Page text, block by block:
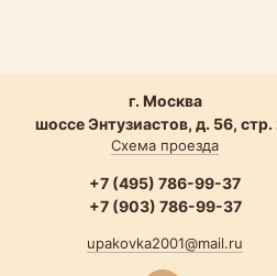
г. Москва
шоссе Энтузиастов, д. 56, стр.
Схема проезда
+7 (495) 786-99-37
+7 (903) 786-99-37
upakovka2001@mail.ru